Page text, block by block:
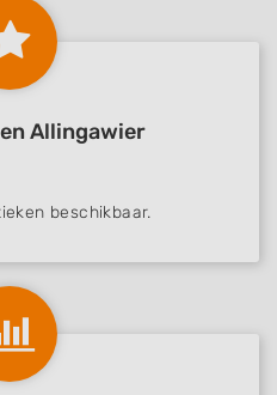
Allingawier
beschikbaar.